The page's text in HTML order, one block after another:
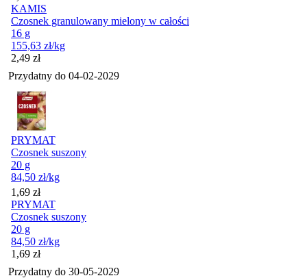
KAMIS
Czosnek granulowany mielony w całości
16 g
155,63 zł/kg
Cena
2,49 zł
Przydatny do 04-02-2029
PRYMAT
Czosnek suszony
20 g
84,50 zł/kg
Cena
1,69 zł
PRYMAT
Czosnek suszony
20 g
84,50 zł/kg
Cena
1,69 zł
Przydatny do 30-05-2029